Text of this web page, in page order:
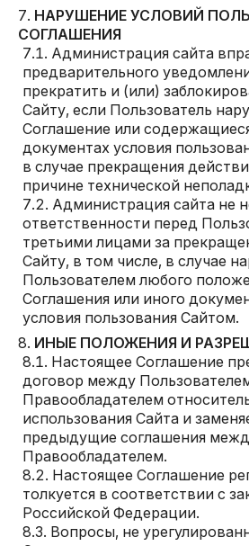
НАРУШЕНИЕ УСЛОВИЙ
СОГЛАШЕНИЯ
Администрация сайта
предварительного
прекратить и (или)
Сайту, если Пользователь
Соглашение или
документах условия
в случае прекращения
причине технической
Администрация сайта не
ответственности перед
третьими лицами за
Сайту, в том числе, в случае
Пользователем любого
Соглашения или иного
условия пользования Сайтом.
ИНЫЕ ПОЛОЖЕНИЯ И
Настоящее Соглашение
договор между
Правообладателем
использования Сайта и
предыдущие соглашения
Правообладателем.
Настоящее Соглашение
толкуется в соответствии с
Российской Федерации.
Вопросы, не